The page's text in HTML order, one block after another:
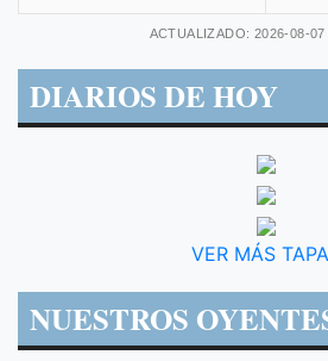
ACTUALIZADO: 2026-08-
DIARIOS DE HOY
VER MÁS
NUESTROS